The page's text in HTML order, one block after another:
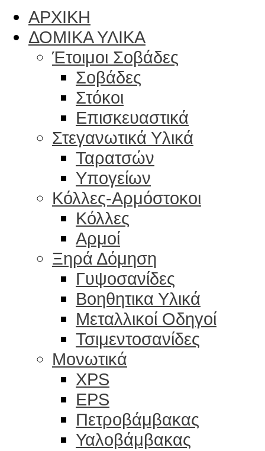
ΑΡΧΙΚΗ
ΔΟΜΙΚΑ ΥΛΙΚΑ
Έτοιμοι Σοβάδες
Σοβάδες
Στόκοι
Επισκευαστικά
Στεγανωτικά Υλικά
Ταρατσών
Υπογείων
Κόλλες-Αρμόστοκοι
Κόλλες
Αρμοί
Ξηρά Δόμηση
Γυψοσανίδες
Βοηθητικα Υλικά
Μεταλλικοί Οδηγοί
Τσιμεντοσανίδες
Μονωτικά
XPS
EPS
Πετροβάμβακας
Υαλοβάμβακας